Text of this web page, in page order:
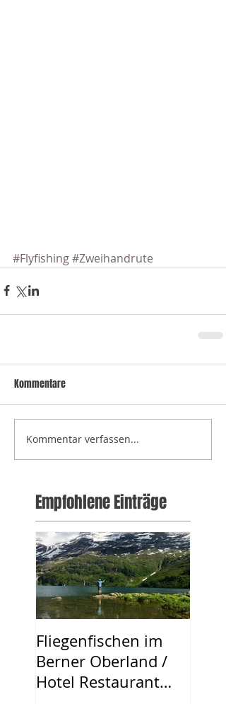
#Flyfishing#Zweihandrute
Kommentare
Kommentar verfassen...
Empfohlene Einträge
Fliegenfischen im
Berner Oberland /
Hotel Restaurant